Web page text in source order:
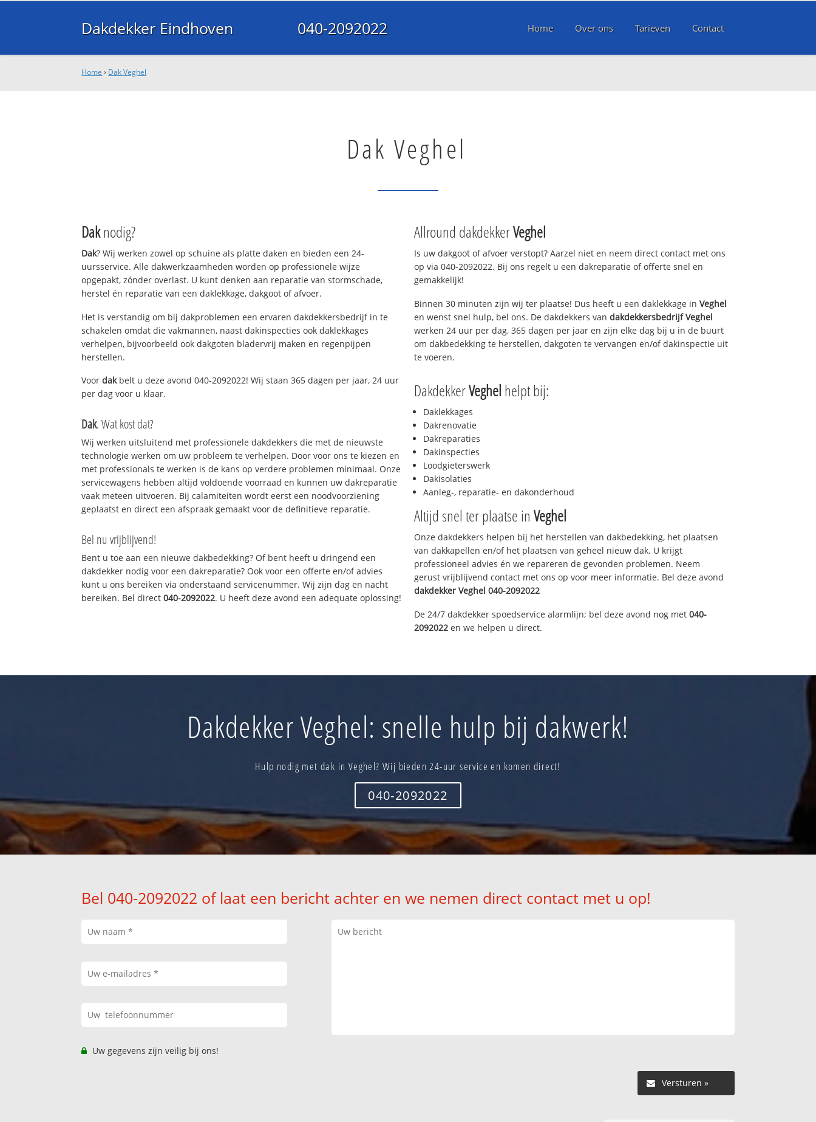
Dakdekker Eindhoven 040-2092022 Home Over ons Tarieven Contact
Home › Dak Veghel
Dak Veghel
Daknodig?
Dak? Wij werken zowel op schuine als platte daken en bieden een 24-
uursservice. Alle dakwerkzaamheden worden op professionele wijze
opgepakt, zónder overlast. U kunt denken aan reparatie van stormschade,
herstel én reparatie van een daklekkage, dakgoot of afvoer.
Het is verstandig om bij dakproblemen een ervaren dakdekkersbedrijf in te
schakelen omdat die vakmannen, naast dakinspecties ook daklekkages
verhelpen, bijvoorbeeld ook dakgoten bladervrij maken en regenpijpen
herstellen.
Voordakbelt u deze avond 040-2092022! Wij staan 365 dagen per jaar, 24 uur
per dag voor u klaar.
Dak. Wat kost dat?
Wij werken uitsluitend met professionele dakdekkers die met de nieuwste
technologie werken om uw probleem te verhelpen. Door voor ons te kiezen en
met professionals te werken is de kans op verdere problemen minimaal. Onze
servicewagens hebben altijd voldoende voorraad en kunnen uw dakreparatie
vaak meteen uitvoeren. Bij calamiteiten wordt eerst een noodvoorziening
geplaatst en direct een afspraak gemaakt voor de definitieve reparatie.
Bel nu vrijblijvend!
Bent u toe aan een nieuwe dakbedekking? Of bent heeft u dringend een
dakdekker nodig voor een dakreparatie? Ook voor een offerte en/of advies
kunt u ons bereiken via onderstaand servicenummer. Wij zijn dag en nacht
bereiken. Bel direct040-2092022. U heeft deze avond een adequate oplossing!
Allround dakdekkerVeghel
Is uw dakgoot of afvoer verstopt? Aarzel niet en neem direct contact met ons
op via 040-2092022. Bij ons regelt u een dakreparatie of offerte snel en
gemakkelijk!
Binnen 30 minuten zijn wij ter plaatse! Dus heeft u een daklekkage in Veghel
en wenst snel hulp, bel ons. De dakdekkers van dakdekkersbedrijfVeghel
werken 24 uur per dag, 365 dagen per jaar en zijn elke dag bij u in de buurt
om dakbedekking te herstellen, dakgoten te vervangen en/of dakinspectie uit
te voeren.
DakdekkerVeghel helpt bij:
Daklekkages
Dakrenovatie
Dakreparaties
Dakinspecties
Loodgieterswerk
Dakisolaties
Aanleg-, reparatie- en dakonderhoud
Altijd snel ter plaatse in Veghel
Onze dakdekkers helpen bij het herstellen van dakbedekking, het plaatsen
van dakkapellen en/of het plaatsen van geheel nieuw dak. U krijgt
professioneel advies én we repareren de gevonden problemen. Neem
gerust vrijblijvend contact met ons op voor meer informatie. Bel deze avond
dakdekker Veghel 040-2092022
De 24/7 dakdekker spoedservice alarmlijn; bel deze avond nog met 040-
2092022 en we helpen u direct.
Dakdekker Veghel: snelle hulp bij dakwerk!
Hulp nodig met dak in Veghel? Wij bieden 24-uur service en komen direct!
040-2092022
Bel 040-2092022 of laat een bericht achter en we nemen direct contact met u op!
Uw gegevens zijn veilig bij ons!
Versturen »